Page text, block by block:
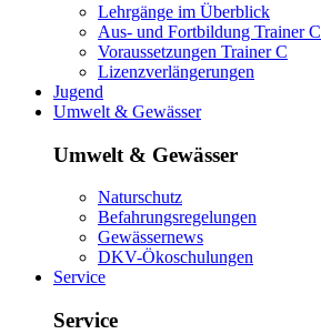
Lehrgänge im Überblick
Aus- und Fortbildung Trainer C
Voraussetzungen Trainer C
Lizenzverlängerungen
Jugend
Umwelt & Gewässer
Umwelt & Gewässer
Naturschutz
Befahrungsregelungen
Gewässernews
DKV-Ökoschulungen
Service
Service